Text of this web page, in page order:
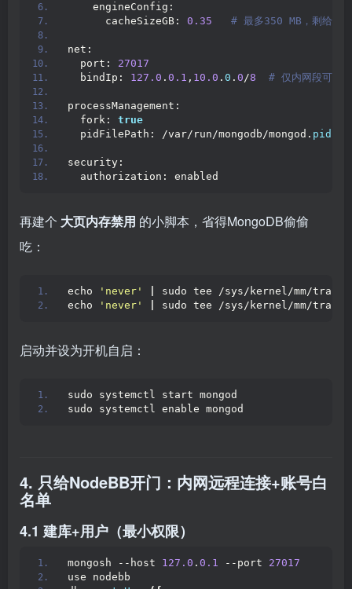
    engineConfig:
      cacheSizeGB:
0.35 # 最多350 MB，剩给OS
net:
  port:
27017
  bindIp:
127.0 . 0.1 , 10.0 . 0 . 0/8 # 仅内网段可连
processManagement:
  fork:
true
  pidFilePath: /var/run/mongodb/mongod.
pid
security:
  authorization: enabled
再建个 大页内存禁用 的小脚本，省得MongoDB偷偷
吃：
echo 'never'
sudo tee /sys/kernel/mm/
echo
'never' sudo tee /sys/kernel/mm/
启动并设为开机自启：
sudo systemctl start mongod
sudo systemctl enable mongod
4. 只给NodeBB开门：内网远程连接+账号白
名单
4.1 建库+用户（最小权限）
mongosh --host 127.0 . 0.1 --port 27017
use nodebb